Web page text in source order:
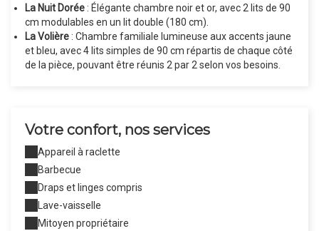
La Nuit Dorée : Élégante chambre noir et or, avec 2 lits de 90
cm modulables en un lit double (180 cm).
La Volière : Chambre familiale lumineuse aux accents jaune
et bleu, avec 4 lits simples de 90 cm répartis de chaque côté
de la pièce, pouvant être réunis 2 par 2 selon vos besoins.
Votre confort, nos services
Appareil à raclette
Barbecue
Draps et linges compris
Lave-vaisselle
Mitoyen propriétaire